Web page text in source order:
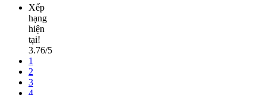
Xếp
hạng
hiện
tại!
3.76/5
1
2
3